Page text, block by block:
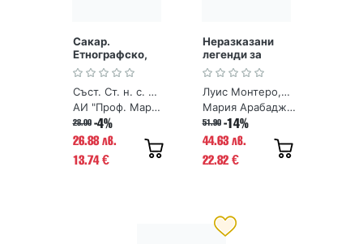
Сакар.
Етнографско,
фолклорно и
езиково
изследване
Съст. Ст. н. с. дин Рачко Попов и колектив
АИ "Проф. Марин Дринов"
28.00 -4%
26.88 лв.
13.74€
Неразказани
легенди за
маите (цветно
издание)
Луис Монтеро, Ана Монтеро
Мария Арабаджиева
51.90 -14%
44.63 лв.
22.82 €